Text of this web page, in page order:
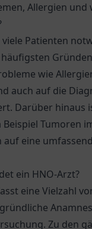
Allergien und
Patienten
wie
auch auf die
Darüber
Tumoren
eine
ein HNO-Arzt?
eine Vielzahl
Zu den